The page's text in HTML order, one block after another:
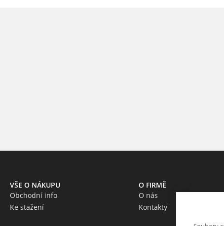
VŠE O NÁKUPU
Obchodní info
Ke stažení
O FIRMĚ
O nás
Kontakty